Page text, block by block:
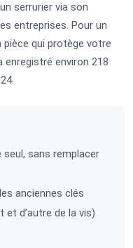
serrurier via son
entreprises. Pour un
pièce qui protège votre
enregistré environ 218
seul, sans remplacer
anciennes clés
et d’autre de la vis)